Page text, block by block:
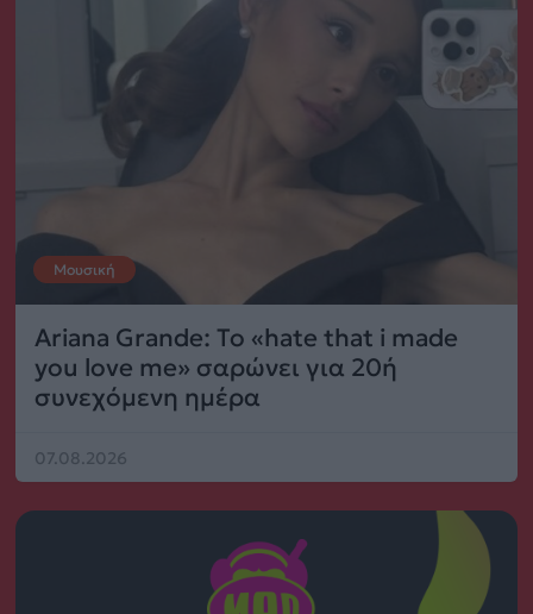
Μουσική
Ariana Grande: Το «hate that i made
you love me» σαρώνει για 20ή
συνεχόμενη ημέρα
07.08.2026